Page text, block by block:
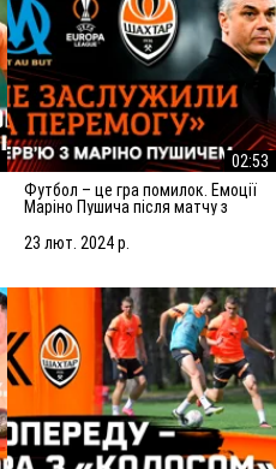
02:53
Футбол – це гра помилок. Емоції
Маріно Пушича після матчу з
23 лют. 2024 р.